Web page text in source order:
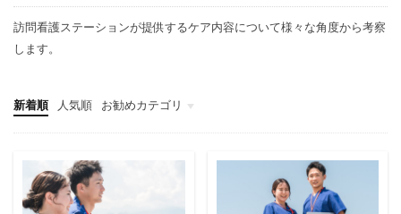
訪問看護ステーションが提供するケア内容について様々な角度から考察
します。
新着順 人気順 お勧めカテゴリ
看護師独立インタビュー
看護師の独立起業
訪問看護師のマネジメント
訪問看護師の採用
訪問看護とナーシングホーム